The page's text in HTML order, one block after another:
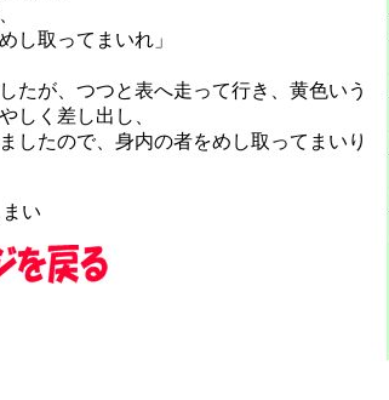
し取ってまいれ」
が、つつと表へ走って行き、黄色いう
しく差し出し、
したので、身内の者をめし取ってまいり
い